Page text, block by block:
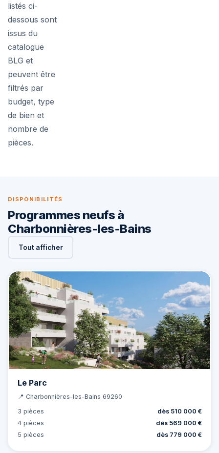
listés ci-
dessous sont
issus du
catalogue
BLG et
peuvent être
filtrés par
budget, type
de bien et
nombre de
pièces.
DISPONIBILITÉS
Programmes neufs à
Charbonnières-les-Bains
Tout afficher
Le Parc
📍 Charbonnières-les-Bains 69260
3 pièces
dès 510 000 €
4 pièces
dès 569 000 €
5 pièces
dès 779 000 €